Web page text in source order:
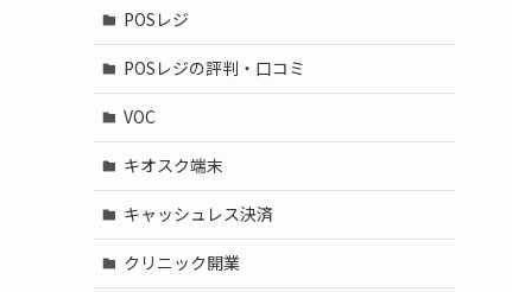
POSレジ
POSレジの評判・口コミ
VOC
キオスク端末
キャッシュレス決済
クリニック開業